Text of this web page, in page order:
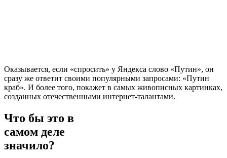
Оказывается, если «спросить» у Яндекса слово «Путин», он
сразу же ответит своими популярными запросами: «Путин
краб». И более того, покажет в самых живописных картинках,
созданных отечественными интернет-талантами.
Что бы это в
самом деле
значило?